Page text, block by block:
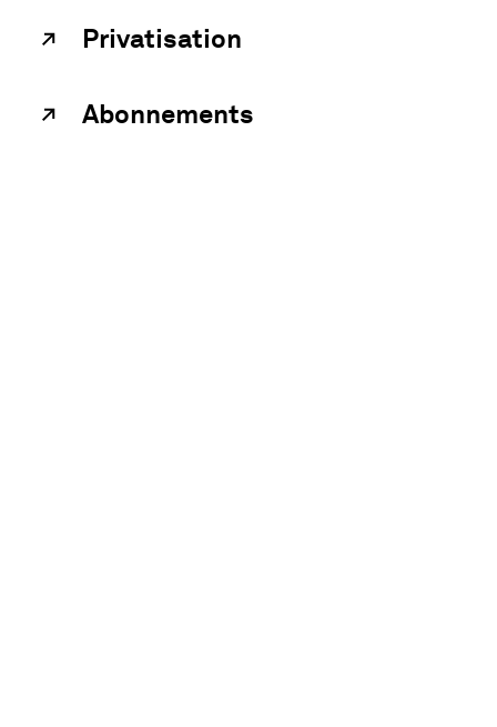
Privatisation
Abonnements